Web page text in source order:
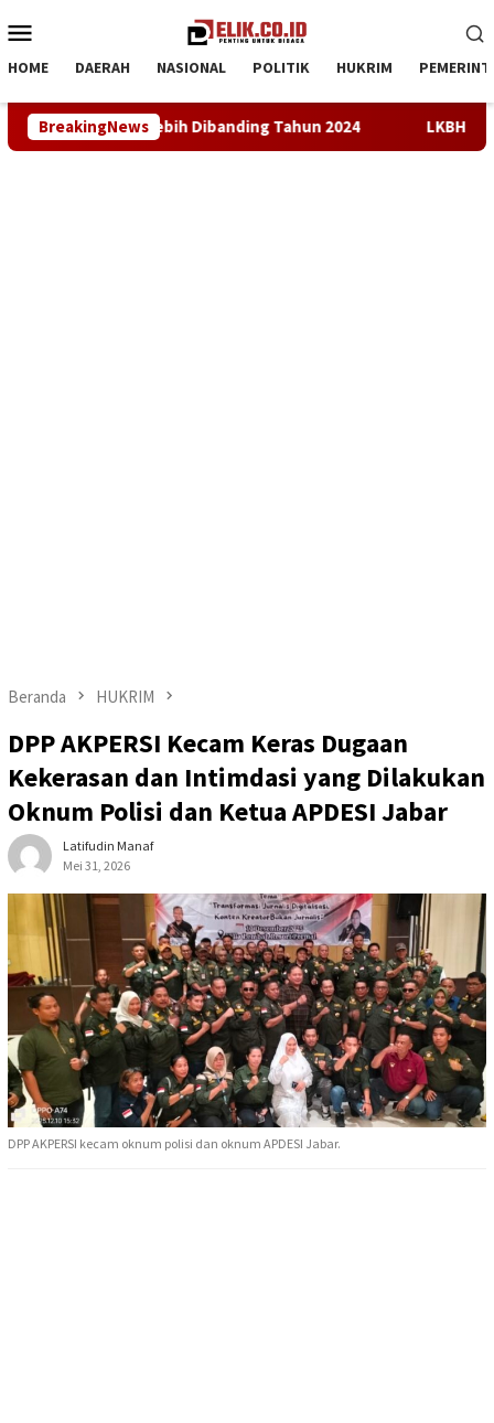
ke
Mobile
HOME DAERAH NASIONAL POLITIK HUKRIM
BreakingNews
Tahun 2024 LKBH LPKSM Satria Desak Kejari
Beranda HUKRIM
DPP AKPERSI Kecam Keras Dugaan
Kekerasan dan Intimdasi yang Dilakukan
Oknum Polisi dan Ketua APDESI Jabar
Latifudin Manaf
Mei 31, 2026
DPP AKPERSI kecam oknum polisi dan oknum APDESI Jabar.